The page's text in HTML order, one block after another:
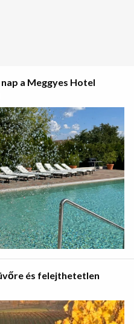
a Meggyes Hotel
és felejthetetlen